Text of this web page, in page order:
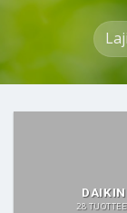
DAIKIN
28